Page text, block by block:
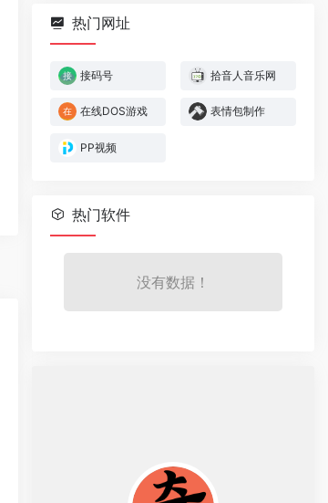
热门网址
接码号 拾音人音乐网
在线DOS游戏 表情包制作
PP视频
热门软件
没有数据！